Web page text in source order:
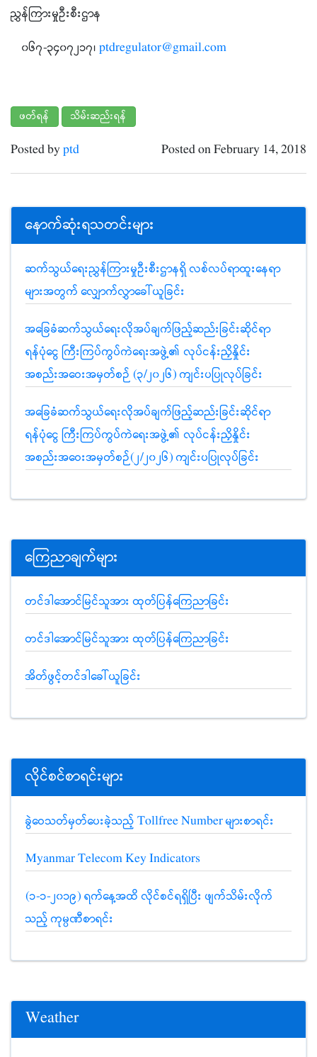
ညွှန်ကြားမှုဦးစီးဌာန
၀၆၇-၃၄၀၇၂၁၇၊ ptdregulator@gmail.com
ဖတ်ရန် သိမ်းဆည်းရန်
Posted byptd Posted on February 14, 2018
နောက်ဆုံးရသတင်းများ
ဆက်သွယ်ရေးညွှန်ကြားမှုဦးစီးဌာနရှိ လစ်လပ်ရာထူးနေရာ
များအတွက် လျှောက်လွှာခေါ်ယူခြင်း
အခြေခံဆက်သွယ်ရေးလိုအပ်ချက်ဖြည့်ဆည်းခြင်းဆိုင်ရာ
ရန်ပုံငွေ ကြီးကြပ်ကွပ်ကဲရေးအဖွဲ့၏ လုပ်ငန်းညှိနှိုင်း
အစည်းအဝေးအမှတ်စဉ် (၃/၂၀၂၆) ကျင်းပပြုလုပ်ခြင်း
အခြေခံဆက်သွယ်ရေးလိုအပ်ချက်ဖြည့်ဆည်းခြင်းဆိုင်ရာ
ရန်ပုံငွေ ကြီးကြပ်ကွပ်ကဲရေးအဖွဲ့၏ လုပ်ငန်းညှိနှိုင်း
အစည်းအဝေးအမှတ်စဉ်(၂/၂၀၂၆) ကျင်းပပြုလုပ်ခြင်း
ကြေညာချက်များ
တင်ဒါအောင်မြင်သူအား ထုတ်ပြန်ကြေညာခြင်း
တင်ဒါအောင်မြင်သူအား ထုတ်ပြန်ကြေညာခြင်း
အိတ်ဖွင့်တင်ဒါခေါ်ယူခြင်း
လိုင်စင်စာရင်းများ
ခွဲဝေသတ်မှတ်ပေးခဲ့သည့် Tollfree Number များစာရင်း
Myanmar Telecom Key Indicators
(၁-၁-၂၀၁၉) ရက်နေ့အထိ လိုင်စင်ရရှိပြီး ဖျက်သိမ်းလိုက်
သည့် ကုမ္ပဏီစာရင်း
Weather